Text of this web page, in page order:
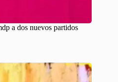
a dos nuevos partidos